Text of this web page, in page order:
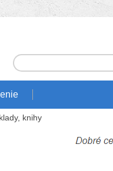
knihy